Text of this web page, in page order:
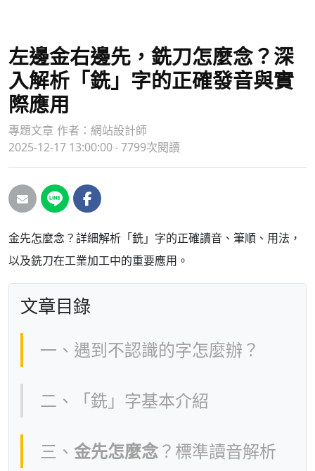
左邊金右邊先，銑刀怎麼念？深
入解析「銑」字的正確發音與實
際應用
專題文章 作者： 網站設計師
2025-12-17 13:00:00 ‧ 7799次閱讀
金先怎麼念？詳細解析「銑」字的正確讀音、筆順、用法，
以及銑刀在工業加工中的重要應用。
文章目錄
一、遇到不認識的字怎麼辦？
二、「銑」字基本介紹
三、 金先怎麼念？標準讀音解析